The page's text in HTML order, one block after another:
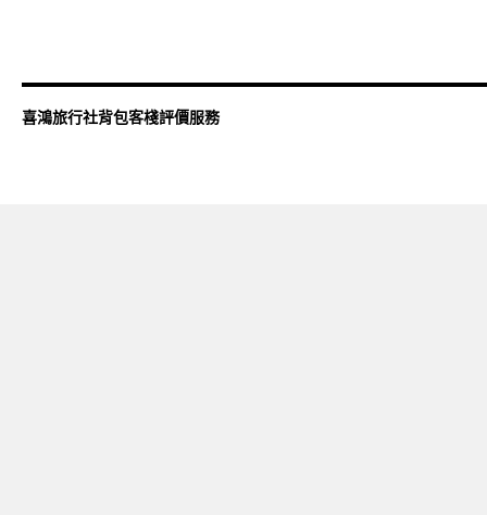
喜鴻旅行社背包客棧評價服務